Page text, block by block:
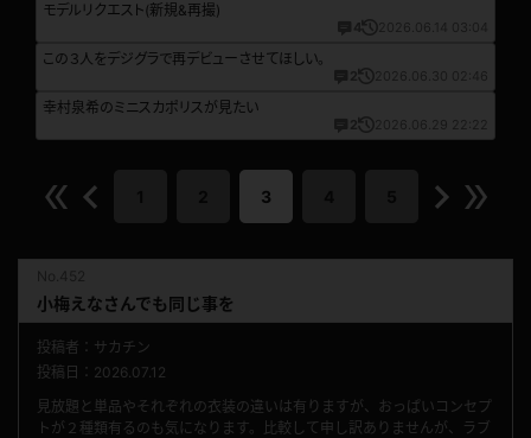
モデルリクエスト(新規&再撮)
4 2026.06.14 03:04
この３人をデジグラで再デビューさせてほしい。
2 2026.06.30 02:46
幸村泉希のミニスカポリスが見たい
2 2026.06.29 22:22
3
小梅えなさんでも同じ事を
投稿者：サカチン
投稿日：2026.07.12
見放題と単品やそれぞれの衣装の違いは有りますが、おっぱいコンセプ
トが２種類有るのも気になります。比較して申し訳ありませんが、ラブ